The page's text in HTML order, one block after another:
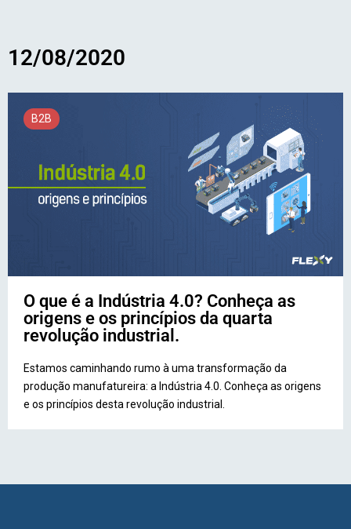
12/08/2020
B2B
O que é a Indústria 4.0? Conheça as
origens e os princípios da quarta
revolução industrial.
Estamos caminhando rumo à uma transformação da
produção manufatureira: a Indústria 4.0. Conheça as origens
e os princípios desta revolução industrial.